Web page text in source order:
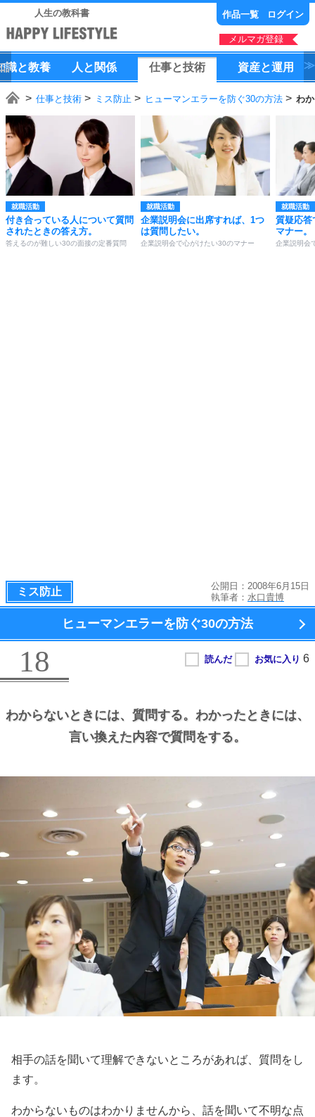
人生の教科書 作品一覧 ログイン
メルマガ登録
識と教養 人 と 関係 仕事と技術 資産と運用
仕事と技術 ミス防止 ヒューマンエラーを防ぐ30の方法 わ
就職活動
付き合っている人について質問
されたときの答え方。
答えるのが難しい30の面接の定番質問
就職活動
企業説明会に出席すれば、1つ
は質問したい。
企業説明会で心がけたい30のマナー
就職活動
質疑応答
マナー。
企業説明会
ミス防止
公開日：2008年6月15日
執筆者： 水口貴博
ヒューマンエラーを防ぐ30の方法
18
わからないときには、 質問する。 わかったときには、
言い換えた内容で質問をする。
相手の話を聞いて理解できないところがあれば、質問をし
ます。
わからないものはわかりませんから、話を聞いて不明な点